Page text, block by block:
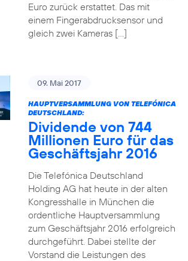
Euro zurück erstattet. Das mit
einem Fingerabdrucksensor und
gleich zwei Kameras […]
09. Mai 2017
HAUPTVERSAMMLUNG VON TELEFÓNICA
DEUTSCHLAND:
Dividende von 744
Millionen Euro für das
Geschäftsjahr 2016
Die Telefónica Deutschland
Holding AG hat heute in der alten
Kongresshalle in München die
ordentliche Hauptversammlung
zum Geschäftsjahr 2016 erfolgreich
durchgeführt. Dabei stellte der
Vorstand die Leistungen des